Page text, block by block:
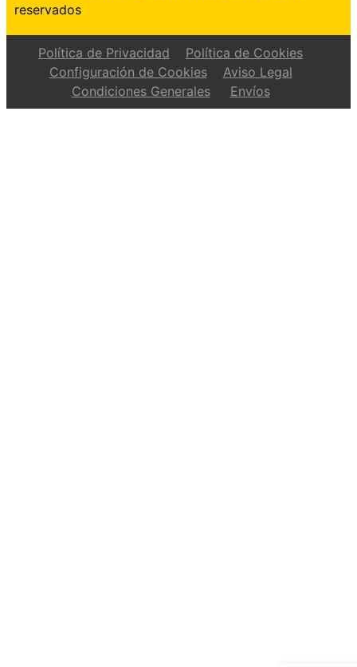
reservados
Política de Privacidad
Política de Cookies
Configuración de Cookies
Aviso Legal
Condiciones Generales
Envíos